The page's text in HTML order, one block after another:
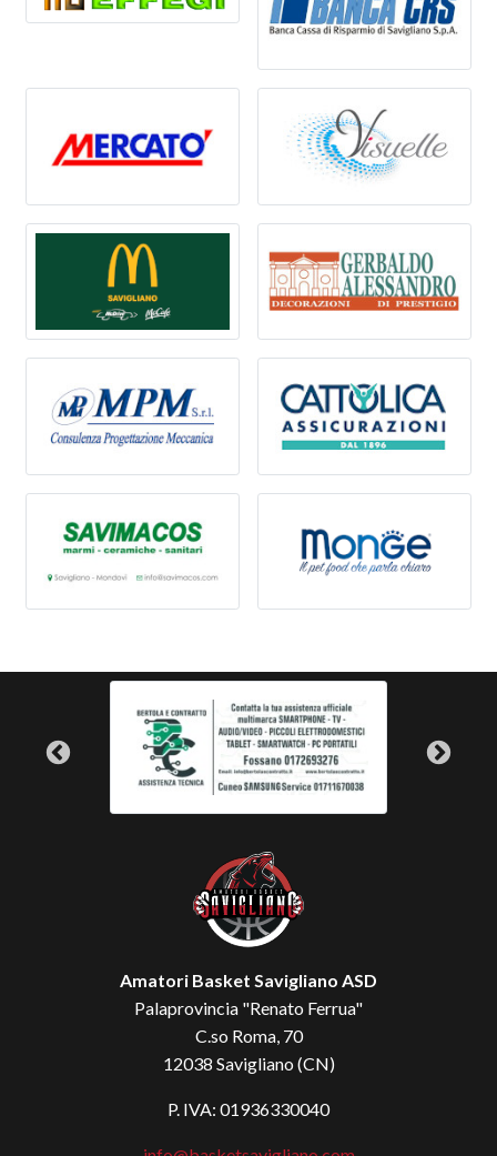
Amatori Basket Savigliano ASD
Palaprovincia "Renato Ferrua"
C.so Roma, 70
12038 Savigliano (CN)
P. IVA: 01936330040